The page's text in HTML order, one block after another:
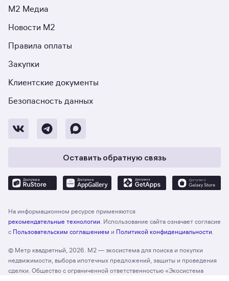
М2 Медиа
Новости М2
Правила оплаты
Закупки
Клиентские документы
Безопасность данных
Оставить обратную связь
На информационном ресурсе применяются
рекомендательные технологии . Использование сайта означает согласие
с Пользовательским соглашением и Политикой конфиденциальности
© Метр квадратный, 2026. М2 — экосистема для поиска и покупки
недвижимости, выбора ипотечных предложений, защиты и проведения
сделки. Общество с ограниченной ответственностью «Экосистема